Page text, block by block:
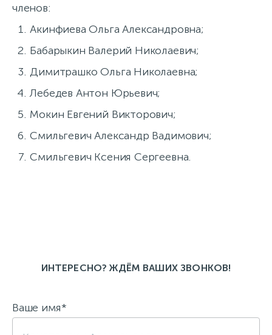
членов:
Акинфиева Ольга Александровна;
Бабарыкин Валерий Николаевич;
Димитрашко Ольга Николаевна;
Лебедев Антон Юрьевич;
Мокин Евгений Викторович;
Смильгевич Александр Вадимович;
Смильгевич Ксения Сергеевна.
ИНТЕРЕСНО? ЖДЁМ ВАШИХ ЗВОНКОВ!
Ваше имя*